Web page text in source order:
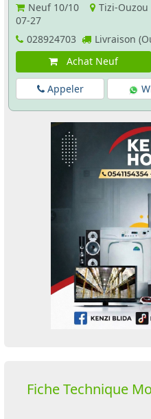
Neuf 10/10 Tizi-
07-27
028924703
Livraison
Achat Neuf
Appeler
Fiche Technique